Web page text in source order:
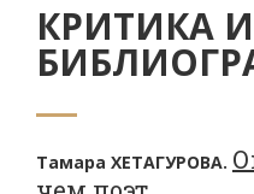
КРИТИКА И
Тамара ХЕТАГУРОВА.